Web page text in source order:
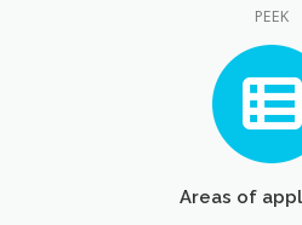
PEEK
Areas of